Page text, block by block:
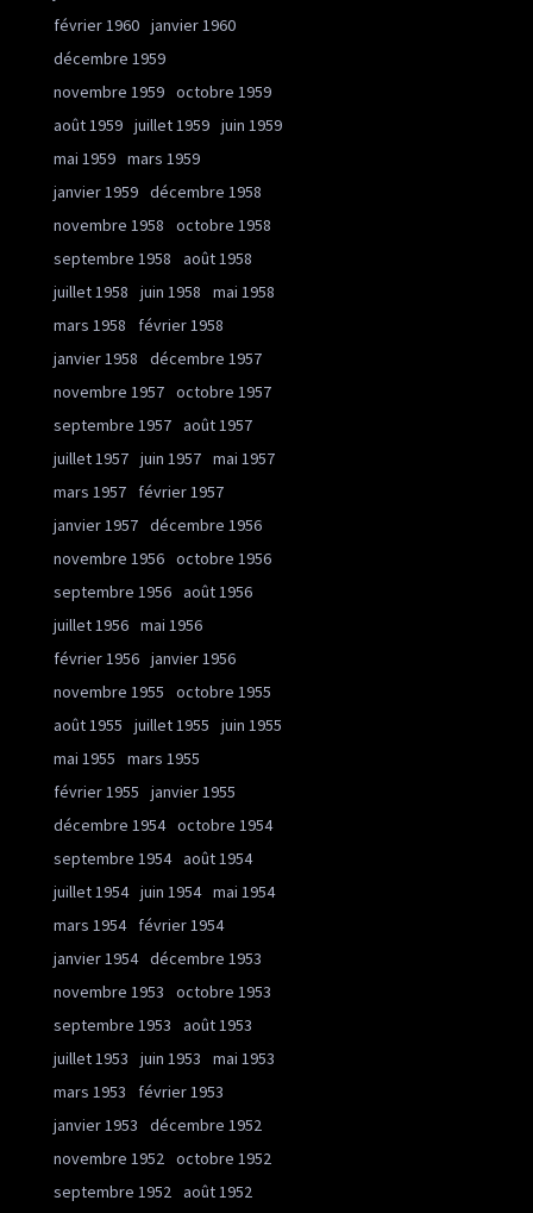
février 1960 janvier 1960
décembre 1959
novembre 1959 octobre 1959
août 1959 juillet 1959 juin 1959
mai 1959 mars 1959
janvier 1959 décembre 1958
novembre 1958
octobre 1958
septembre 1958
août 1958
juillet 1958
juin 1958
mai 1958
mars 1958
février 1958
janvier 1958
décembre 1957
novembre 1957 octobre 1957
septembre 1957 août 1957
juillet 1957 juin 1957 mai 1957
mars 1957
février 1957
janvier 1957 décembre 1956
novembre 1956 octobre 1956
septembre 1956 août 1956
juillet 1956 mai 1956
février 1956 janvier 1956
novembre 1955
octobre 1955
août 1955
juillet 1955
juin 1955
mai 1955
mars 1955
février 1955
janvier 1955
décembre 1954 octobre 1954
septembre 1954 août 1954
juillet 1954 juin 1954 mai 1954
mars 1954
février 1954
janvier 1954 décembre 1953
novembre 1953
octobre 1953
septembre 1953
août 1953
juillet 1953
juin 1953
mai 1953
mars 1953
février 1953
janvier 1953
décembre 1952
novembre 1952 octobre 1952
septembre 1952 août 1952